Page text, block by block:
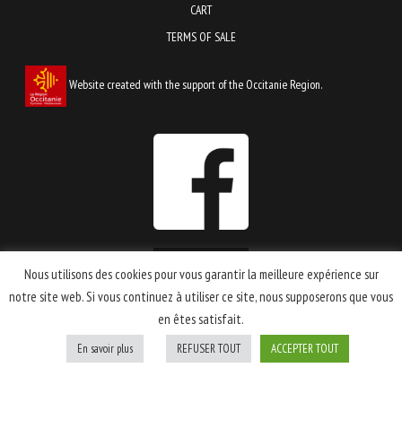
CART
TERMS OF SALE
Website created with the support of the Occitanie Region.
Nous utilisons des cookies pour vous garantir la meilleure expérience sur
notre site web. Si vous continuez à utiliser ce site, nous supposerons que vous
en êtes satisfait.
En savoir plus REFUSER TOUT ACCEPTER TOUT